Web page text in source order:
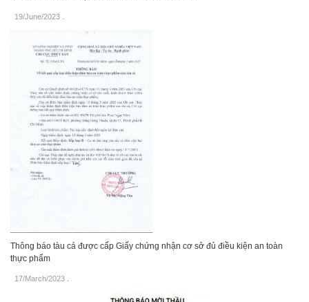
19/June/2023
Thông báo tàu cá được cấp Giấy chứng nhận cơ sở đủ điều kiện an toàn
thực phẩm
17/March/2023 .